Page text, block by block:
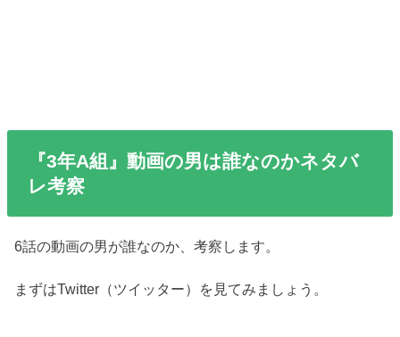
『3年A組』動画の男は誰なのかネタバ
レ考察
6話の動画の男が誰なのか、考察します。
まずはTwitter（ツイッター）を見てみましょう。